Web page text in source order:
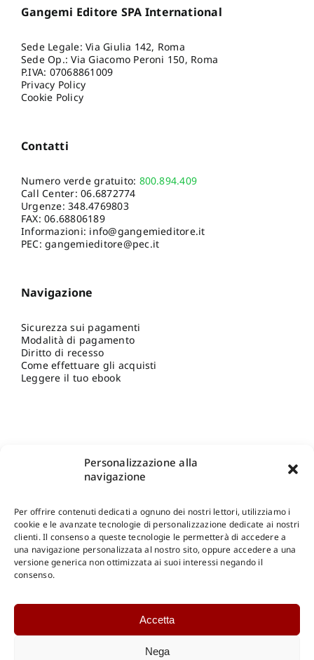
Personalizzazione alla
navigazione
Per offrire contenuti dedicati a ognuno dei nostri lettori, utilizziamo i
cookie e le avanzate tecnologie di personalizzazione dedicate ai nostri
clienti. Il consenso a queste tecnologie le permetterà di accedere a
una navigazione personalizzata al nostro sito, oppure accedere a una
versione generica non ottimizzata ai suoi interessi negando il
consenso.
Accetta
Nega
Gangemi Editore SPA International
Sede Legale: Via Giulia 142, Roma
Sede Op.: Via Giacomo Peroni 150, Roma
P.IVA: 07068861009
Privacy Policy
Cookie Policy
Contatti
Numero verde gratuito: 800.894.409
Call Center:06.6872774
Urgenze:348.4769803
FAX: 06.68806189
Informazioni: info@gangemieditore.it
PEC: gangemieditore@pec.it
Navigazione
Sicurezza sui pagamenti
Modalità di pagamento
Diritto di recesso
Come effettuare gli acquisti
Leggere il tuo ebook
Shop Gangemi Editore-Pagamenti Sicuri e anche Rateali
Catalogo Online
Catalogo Internazionale